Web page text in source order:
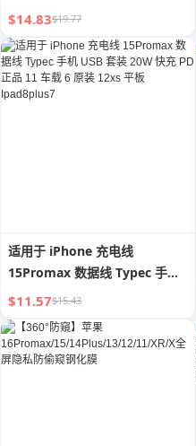
$14.83$19.77
适用于 iPhone 充电线
15Promax 数据线 Typec 手机
USB 套装 20W 快充 PD 正品 11
车载 6 原装 12xs 平板
Ipad8plus7
$11.57$15.43